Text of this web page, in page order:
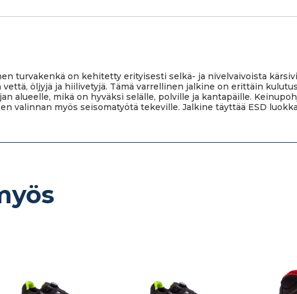
turvakenkä on kehitetty erityisesti selkä- ja nivelvaivoista
öljyjä ja hiilivetyjä. Tämä varrellinen jalkine on erittäin
alueelle, mikä on hyväksi selälle, polville ja kantapäille.
valinnan myös seisomatyötä tekeville. Jalkine täyttää ESD